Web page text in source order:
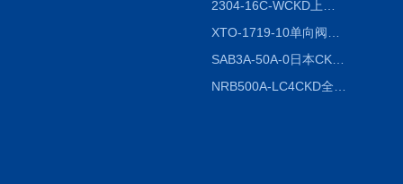
SAB3A-50A-0日本CKD全国授权代理